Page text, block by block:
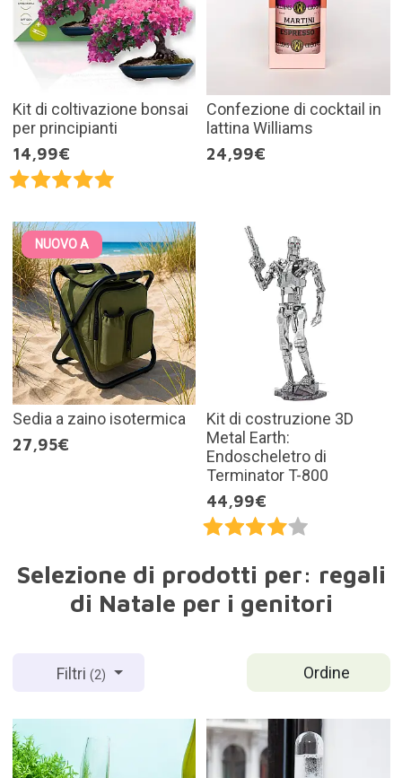
Kit di coltivazione bonsai
per principianti
14,99€
Confezione di cocktail in
lattina Williams
24,99€
NUOVO A
Sedia a zaino isotermica
27,95€
Kit di costruzione 3D
Metal Earth:
Endoscheletro di
Terminator T-800
44,99€
Selezione di prodotti per: regali
di Natale per i genitori
Ordine
Filtri(2)